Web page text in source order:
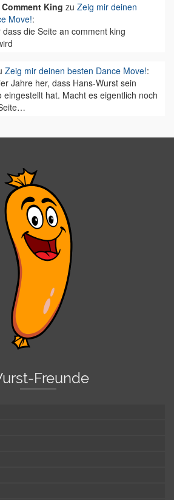
King zu Zeig mir deinen
Move!:
die Seite an comment king
Zeig mir deinen besten Dance Move!:
Jahre her, dass Hans-Wurst sein
eingestellt hat. Macht es eigentlich noch
Freunde